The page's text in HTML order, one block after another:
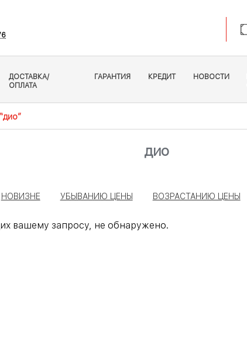
ДОСТАВКА/
ОПЛАТА
ГАРАНТИЯ КРЕДИТ НОВОСТИ
дио
НОВИЗНЕ УБЫВАНИЮ ЦЕНЫ ВОЗРАСТАНИЮ ЦЕНЫ
вашему запросу, не обнаружено.